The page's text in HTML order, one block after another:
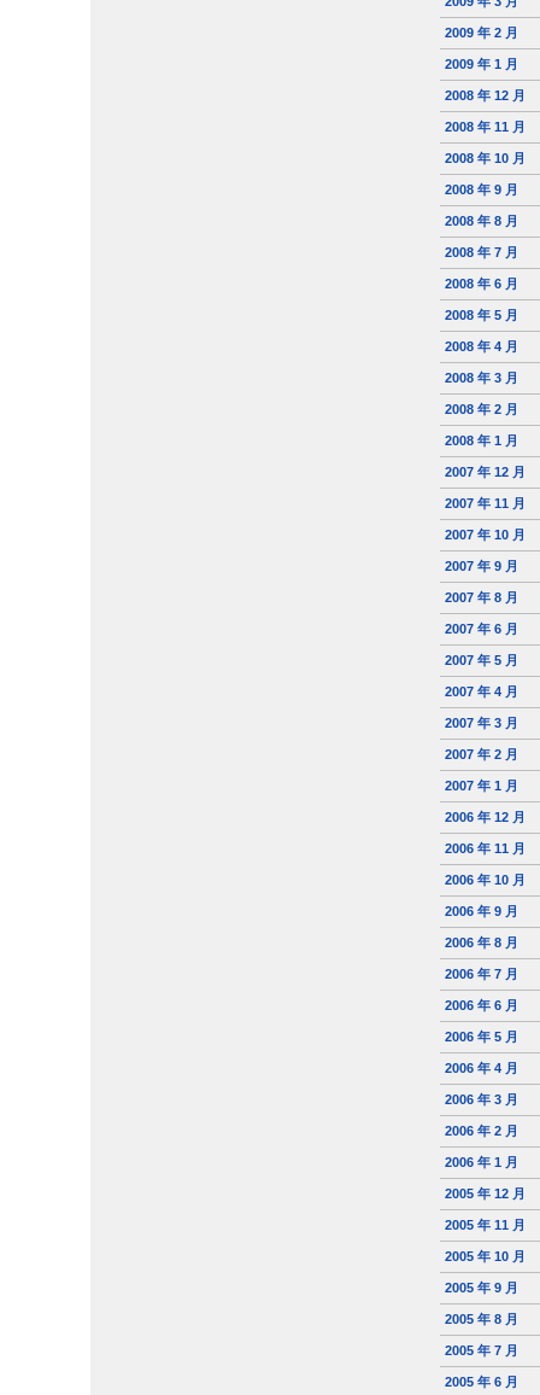
2009 年 2 月
2009 年 1 月
2008 年 12 月
2008 年 11 月
2008 年 10 月
2008 年 9 月
2008 年 8 月
2008 年 7 月
2008 年 6 月
2008 年 5 月
2008 年 4 月
2008 年 3 月
2008 年 2 月
2008 年 1 月
2007 年 12 月
2007 年 11 月
2007 年 10 月
2007 年 9 月
2007 年 8 月
2007 年 6 月
2007 年 5 月
2007 年 4 月
2007 年 3 月
2007 年 2 月
2007 年 1 月
2006 年 12 月
2006 年 11 月
2006 年 10 月
2006 年 9 月
2006 年 8 月
2006 年 7 月
2006 年 6 月
2006 年 5 月
2006 年 4 月
2006 年 3 月
2006 年 2 月
2006 年 1 月
2005 年 12 月
2005 年 11 月
2005 年 10 月
2005 年 9 月
2005 年 8 月
2005 年 7 月
2005 年 6 月